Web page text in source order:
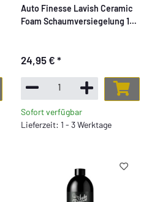
Auto Finesse Lavish Ceramic
Foam Schaumversiegelung 1
24,95 € *
Sofort verfügbar
Lieferzeit: 1 - 3 Werktage